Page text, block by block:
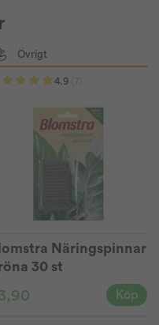
Övrigt
4.9
Näringspinnar
30 st
Köp